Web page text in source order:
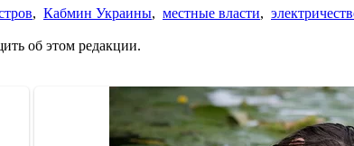
, Кабмин Украины, местные власти,
об этом редакции.